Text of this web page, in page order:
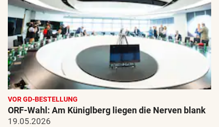
VOR GD-BESTELLUNG
ORF-Wahl: Am Küniglberg liegen die Nerven blank
19.05.2026